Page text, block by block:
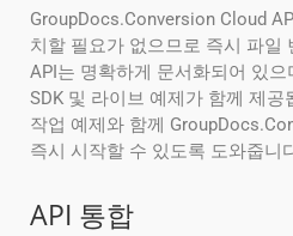
GroupDocs.Conversion Cloud
치할 필요가 없으므로 즉시 파일
API는 명확하게 문서화되어 있
SDK 및 라이브 예제가 함께 제공
작업 예제와 함께
즉시 시작할 수 있도록 도와줍니
API 통합